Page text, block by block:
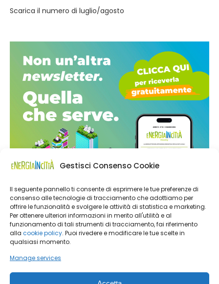
Gestisci Consenso Cookie
Il seguente pannello ti consente di esprimere le tue preferenze di
consenso alle tecnologie di tracciamento che adottiamo per
offrire le funzionalità e svolgere le attività di statistica e marketing.
Per ottenere ulteriori informazioni in merito all'utilità e al
funzionamento di tali strumenti di tracciamento, fai riferimento
alla cookie policy. Puoi rivedere e modificare le tue scelte in
qualsiasi momento.
Manage services
Scarica il numero di luglio/agosto